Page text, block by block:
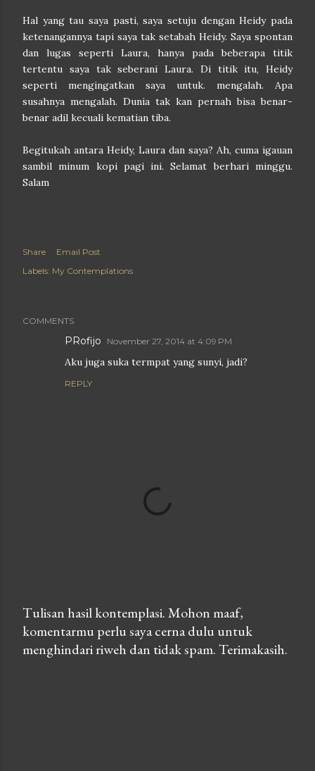
Hal yang tau saya pasti, saya setuju dengan Heidy pada
ketenangannya tapi saya tak setabah Heidy. Saya spontan
dan lugas seperti Laura, hanya pada beberapa titik
tertentu saya tak seberani Laura. Di titik itu, Heidy
seperti mengingatkan saya untuk. mengalah. Apa
susahnya mengalah. Dunia tak kan pernah bisa benar-
benar adil kecuali kematian tiba.
Begitukah antara Heidy, Laura dan saya? Ah, cuma igauan
sambil minum kopi pagi ini. Selamat berhari minggu.
Salam
Share
Email Post
Labels: My Contemplations
COMMENTS
PRofijo November 27, 2014 at 4:09 PM
Aku juga suka termpat yang sunyi, jadi?
REPLY
P
o
Tulisan hasil kontemplasi. Mohon maaf,
komentarmu perlu saya cerna dulu untuk
menghindari riweh dan tidak spam. Terimakasih.